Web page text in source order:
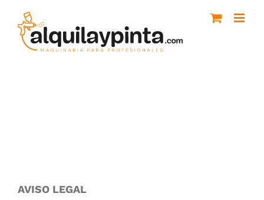
contenido
AVISO LEGAL